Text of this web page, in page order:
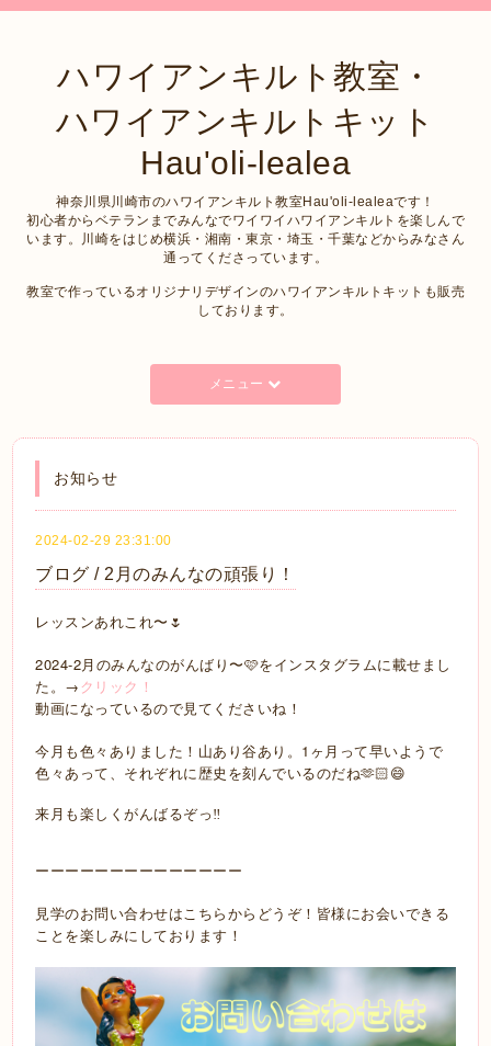
ハワイアンキルト教室・
ハワイアンキルトキット
Hau'oli-lealea
神奈川県川崎市のハワイアンキルト教室Hau'oli-lealeaです！
初心者からベテランまでみんなでワイワイハワイアンキルトを楽しんで
います。川崎をはじめ横浜・湘南・東京・埼玉・千葉などからみなさん
通ってくださっています。
教室で作っているオリジナリデザインのハワイアンキルトキットも販売
しております。
メニュー
お知らせ
2024-02-29 23:31:00
ブログ / 2月のみんなの頑張り！
レッスンあれこれ〜🌷
2024-2月のみんなのがんばり〜🩷をインスタグラムに載せまし
た。→ クリック！
動画になっているので見てくださいね！
今月も色々ありました！山あり谷あり。1ヶ月って早いようで
色々あって、それぞれに歴史を刻んでいるのだね🫶🏻😄
来月も楽しくがんばるぞっ ‼️
ーーーーーーーーーーーーーー
見学のお問い合わせはこちらからどうぞ！皆様にお会いできる
ことを楽しみにしております！